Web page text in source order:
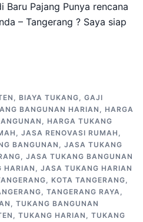
Baru Pajang Punya rencana
– Tangerang ? Saya siap
, BIAYA TUKANG, GAJI
BANGUNAN HARIAN , HARGA
, HARGA TUKANG
, JASA RENOVASI RUMAH ,
BANGUNAN, JASA TUKANG
, JASA TUKANG BANGUNAN
HARIAN , JASA TUKANG HARIAN
, KOTA TANGERANG,
, TANGERANG RAYA,
, TUKANG BANGUNAN
, TUKANG HARIAN , TUKANG